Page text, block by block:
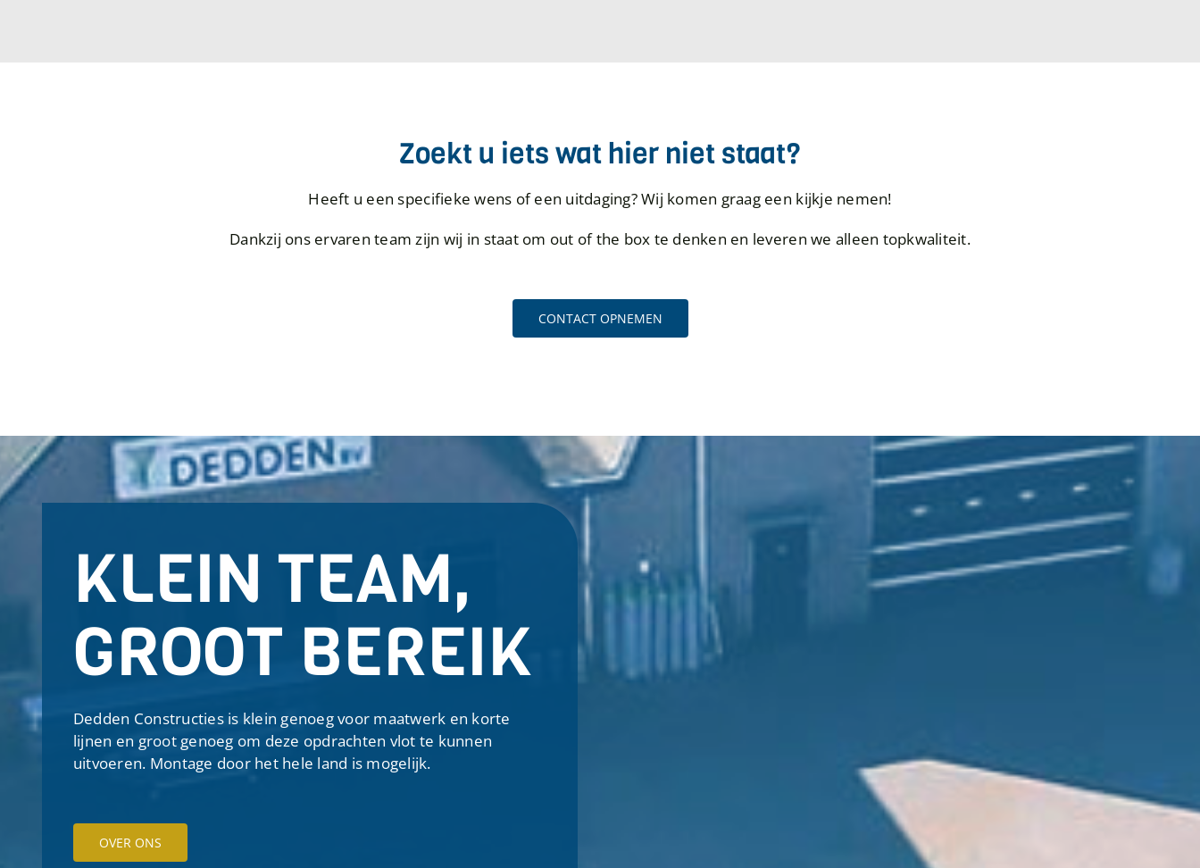
Zoekt u iets wat hier niet staat?
Heeft u een specifieke wens of een uitdaging? Wij komen graag een kijkje nemen!
Dankzij ons ervaren team zijn wij in staat om out of the box te denken en leveren we alleen topkwaliteit.
CONTACT OPNEMEN
KLEIN TEAM,
GROOT BEREIK
Dedden Constructies is klein genoeg voor maatwerk en korte
lijnen en groot genoeg om deze opdrachten vlot te kunnen
uitvoeren. Montage door het hele land is mogelijk.
OVER ONS